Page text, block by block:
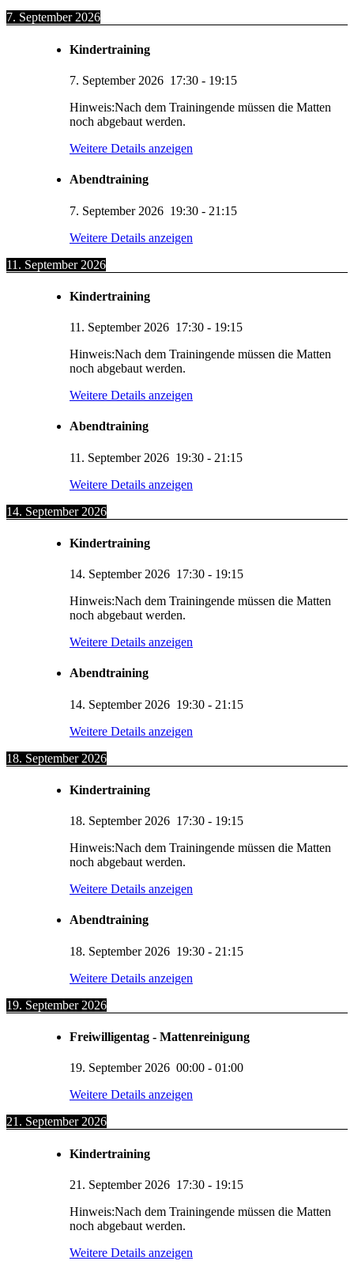
7. September 2026
Kindertraining
7. September 2026 17:30 - 19:15
Hinweis:Nach dem Trainingende müssen die Matten
noch abgebaut werden.
Weitere Details anzeigen
Abendtraining
7. September 2026 19:30 - 21:15
Weitere Details anzeigen
11. September 2026
Kindertraining
11. September 2026 17:30 - 19:15
Hinweis:Nach dem Trainingende müssen die Matten
noch abgebaut werden.
Weitere Details anzeigen
Abendtraining
11. September 2026 19:30 - 21:15
Weitere Details anzeigen
14. September 2026
Kindertraining
14. September 2026 17:30 - 19:15
Hinweis:Nach dem Trainingende müssen die Matten
noch abgebaut werden.
Weitere Details anzeigen
Abendtraining
14. September 2026 19:30 - 21:15
Weitere Details anzeigen
18. September 2026
Kindertraining
18. September 2026 17:30 - 19:15
Hinweis:Nach dem Trainingende müssen die Matten
noch abgebaut werden.
Weitere Details anzeigen
Abendtraining
18. September 2026 19:30 - 21:15
Weitere Details anzeigen
19. September 2026
Freiwilligentag - Mattenreinigung
19. September 2026 00:00 - 01:00
Weitere Details anzeigen
21. September 2026
Kindertraining
21. September 2026 17:30 - 19:15
Hinweis:Nach dem Trainingende müssen die Matten
noch abgebaut werden.
Weitere Details anzeigen